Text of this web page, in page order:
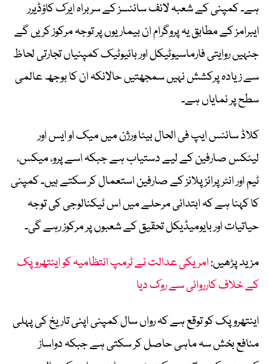
ہے۔ کمپنی کے شعبہ لائف سائنسز کے سربراہ ایرک کاؤڈیرر
ایبرامز کے مطابق یہ پروگرام ان بیماریوں پر توجہ مرکوز کریں گے
جنہیں روایتی فارماسیوٹیکل اور بائیوٹیک کمپنیاں تجارتی لحاظ
سے زیادہ پرکشش نہیں سمجھتیں حالانکہ ان کا بوجھ عالمی
سطح پر نمایاں ہے۔
کلاڈ سائنس ایپ فی الحال بیٹا ورژن میں میک او ایس اور
لینکس صارفین کے لیے دستیاب ہے جبکہ اسے پرو، میکس،
ٹیم اور انٹرپرائز پلانز کے صارفین استعمال کر سکتے ہیں۔ کمپنی
کا کہنا ہے کہ ابتدائی مرحلے میں اس ٹیکنالوجی کی توجہ
حیاتیات اور بایومیڈیکل تحقیق کے شعبوں پر مرکوز رہے گی۔
مزید پڑھیں:امریکی عدالت نے ٹرمپ انتظامیہ کو اینتھروپک
کے خلاف کارروائی سے روک دیا
اینتھروپک کو توقع ہے کہ رواں سال کمپنی اپنی تاریخ کی پہلی
منافع بخش سہ ماہی حاصل کر سکتی ہے جبکہ دواساز